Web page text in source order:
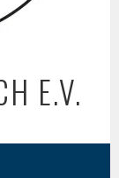
E.V.